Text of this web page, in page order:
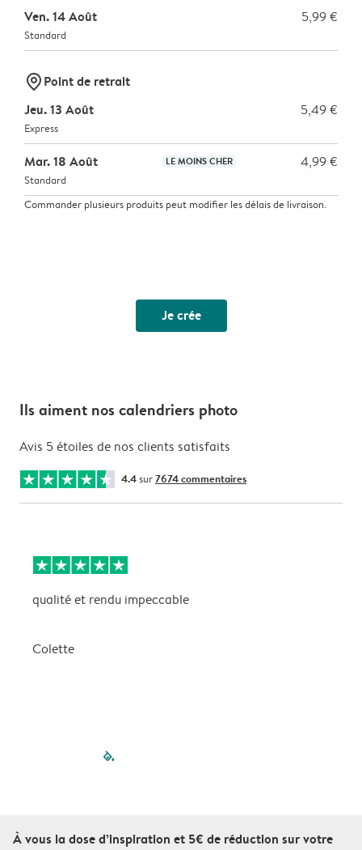
Ven. 14 Août 5,99 €
Standard
marker-pinPoint de retrait
Jeu. 13 Août
5,49 €
Express
Mar. 18 Août LE MOINS CHER 4,99 €
Standard
Commander plusieurs produits peut modifier les délais de livraison.
Je crée
Ils aiment nos calendriers photo
Avis 5 étoiles de nos clients satisfaits
4.4sur7674 commentaires
qualité et rendu impeccable
Colette
filled-pagination
À vous la dose d’inspiration et 5€ de réduction sur votre